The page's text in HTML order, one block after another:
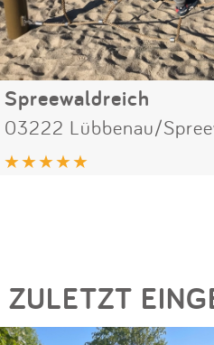
Spreewaldreich
03222 Lübbenau/
ZULETZT